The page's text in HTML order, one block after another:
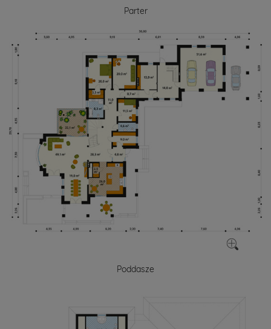
Parter
Poddasze